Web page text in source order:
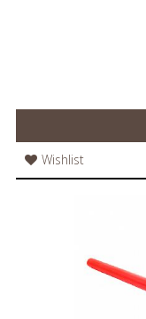
Wishlist